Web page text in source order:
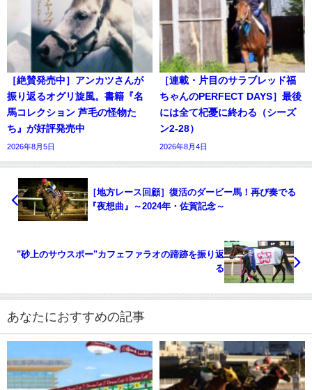
［絶賛発売中］アンカツさんが
振り返るオグリ旋風。書籍『名
馬コレクション 芦毛の怪物た
ち』が好評発売中
2026年8月5日
［連載・片目のサラブレッド福
ちゃんのPERFECT DAYS］最後
には全て杞憂に終わる（シーズ
ン2-28）
2026年8月4日
［地方レース回顧］復活のダービー馬！再び奏でる
『夜想曲』～2024年・佐賀記念～
"砂上のサウスポー"カフェファラオの蹄跡を振り返
る
あなたにおすすめの記事